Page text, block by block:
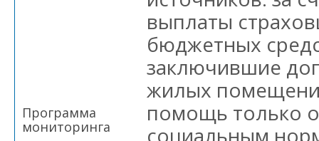
Программа
мониторинга
выплаты
бюджетных
заключившие
жилых
помощь только
социальным